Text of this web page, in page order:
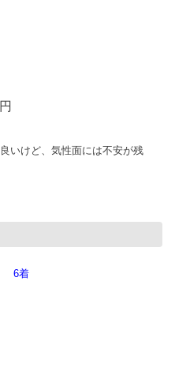
いけど、気性面には不安が残
6着